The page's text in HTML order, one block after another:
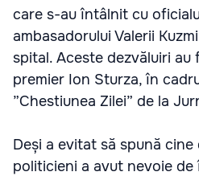
care s-au întâlnit cu
ambasadorului Valerii
spital. Aceste dezvăluiri
premier Ion Sturza, în
”Chestiunea Zilei” de la
Deși a evitat să spună
politicieni a avut nevoie